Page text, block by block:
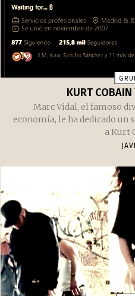
KURT COBAIN
Marc Vidal, el famoso
economía, le ha dedicado
a Kurt